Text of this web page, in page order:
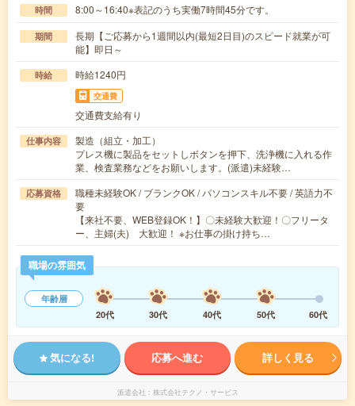
時間 8:00～16:40※表記のうち実働7時間45分です。
期間
長期【ご応募から1週間以内(最短2日目)のスピード就業が可
能】即日～
時給 時給1240円
交通費
交通費支給有り
仕事内容
製造（組立・加工）
プレス機に製品をセットしボタンを押下、洗浄機に入れる作
業、検査業務などをお願いします。(派遣)未経験…
応募資格
職種未経験OK / ブランクOK / パソコンスキル不要 / 英語力不
要
【来社不要、WEB登録OK！】〇未経験大歓迎！〇フリータ
ー、主婦(夫) 大歓迎！ ※お仕事の掛け持ち…
職場の雰囲気
年齢層
20代
30代 40代 50代 60代
気になる! 応募へ進む 詳しく見る
派遣会社 株式会社テクノ・サービス